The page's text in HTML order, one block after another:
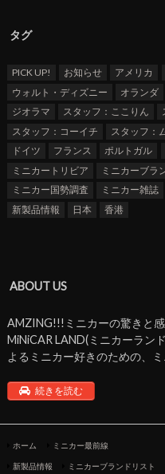
タグ
PICK UP! お知らせ アメリカ
ウォルト・ディズニー
オランダ
ジオラマ
スタッフ：ここりん
スタッフ：コーイチ
スタッフ：
ドイツ
フランス ポルトガル
ミニカートリビア
ミニカーブラ
ミニカー国勢調査
ミニカー雑誌
新製品情報
日本 香港
ABOUT US
AMZING!!!ミニカーの驚きと
MiNiCAR LAND(ミニカーラン
よるミニカー好きのための、
続きを読む
ホーム ミニカー最前線
新製品情報 ミニカーブランドリスト